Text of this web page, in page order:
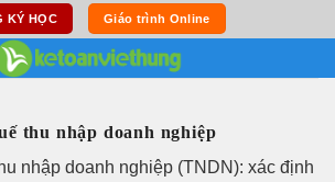
KÝ HỌC Giáo trình Online
thu nhập doanh nghiệp
nhập doanh nghiệp (TNDN): xác định